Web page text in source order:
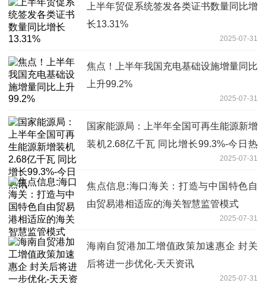
上半年贸促系统签发各类证书数量同比增
长13.31%
2025-07-31
焦点！上半年我国充电基础设施增量同比
上升99.2%
2025-07-31
国家能源局：上半年全国可再生能源新增
装机2.68亿千瓦 同比增长99.3%-今日热
2025-07-31
焦点信息:海口海关：打造与中国特色自
由贸易港相适应的海关智慧监管模式
2025-07-31
海南自贸港加工增值政策加速惠企 封关
后将进一步优化-天天资讯
2025-07-31